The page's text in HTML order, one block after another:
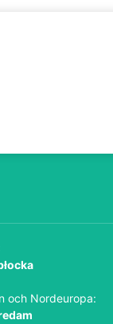
och Nordeuropa: